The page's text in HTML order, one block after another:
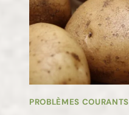
PROBLÈMES COURANTS